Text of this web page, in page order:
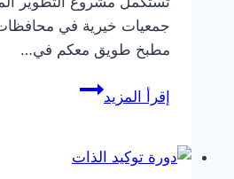
جمعيات خيرية في
مطبخ طويق معكم في…
إقرأ المزيدمشروع